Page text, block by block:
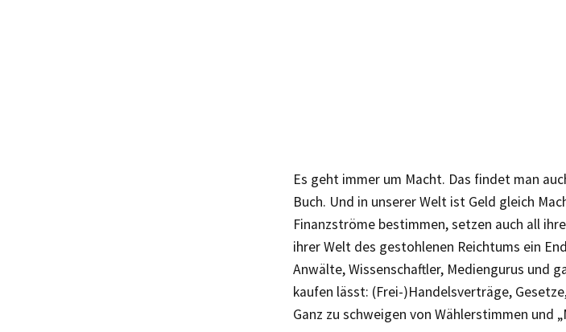
Es geht immer um Macht. Das findet man
Buch. Und in unserer Welt ist Geld gleich
Finanzströme bestimmen, setzen auch all
ihrer Welt des gestohlenen Reichtums ein
Anwälte, Wissenschaftler, Mediengurus und
kaufen lässt: (Frei-)Handelsverträge,
Ganz zu schweigen von Wählerstimmen und